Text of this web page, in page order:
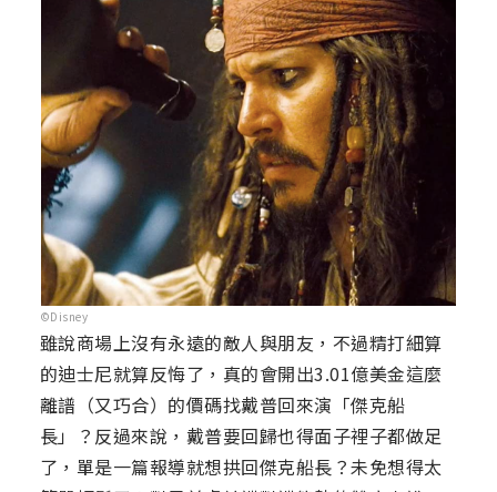
©Disney
雖說商場上沒有永遠的敵人與朋友，不過精打細算
的迪士尼就算反悔了，真的會開出3.01億美金這麼
離譜（又巧合）的價碼找戴普回來演「傑克船
長」？反過來說，戴普要回歸也得面子裡子都做足
了，單是一篇報導就想拱回傑克船長？未免想得太